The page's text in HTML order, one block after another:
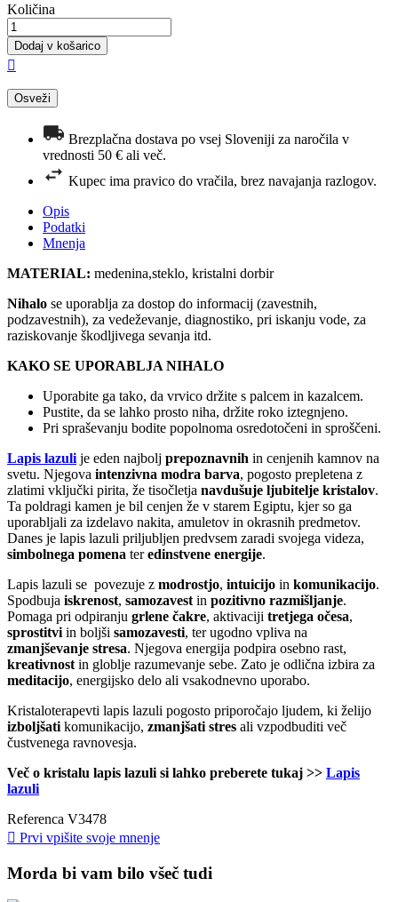
Količina
Dodaj v košarico

Brezplačna dostava po vsej Sloveniji za naročila v
vrednosti 50 € ali več.
Kupec ima pravico do vračila, brez navajanja razlogov.
Opis
Podatki
Mnenja
MATERIAL: medenina,steklo, kristalni dorbir
Nihalo se uporablja za dostop do informacij (zavestnih,
podzavestnih), za vedeževanje, diagnostiko, pri iskanju vode, za
raziskovanje škodljivega sevanja itd.
KAKO SE UPORABLJA NIHALO
Uporabite ga tako, da vrvico držite s palcem in kazalcem.
Pustite, da se lahko prosto niha, držite roko iztegnjeno.
Pri spraševanju bodite popolnoma osredotočeni in sproščeni.
Lapis lazuli je eden najbolj prepoznavnih in cenjenih kamnov na
svetu. Njegova intenzivna modra barva, pogosto prepletena z
zlatimi vključki pirita, že tisočletja navdušuje ljubitelje kristalov.
Ta poldragi kamen je bil cenjen že v starem Egiptu, kjer so ga
uporabljali za izdelavo nakita, amuletov in okrasnih predmetov.
Danes je lapis lazuli priljubljen predvsem zaradi svojega videza,
simbolnega pomena teredinstvene energije.
Lapis lazuli se povezuje z modrostjo, intuicijo in komunikacijo.
Spodbuja iskrenost, samozavest in pozitivno razmišljanje.
Pomaga pri odpiranju grlene čakre, aktivaciji tretjega očesa,
sprostitvi in boljši samozavesti, ter ugodno vpliva na
zmanjševanje stresa. Njegova energija podpira osebno rast,
kreativnost in globlje razumevanje sebe. Zato je odlična izbira za
meditacijo, energijsko delo ali vsakodnevno uporabo.
Kristaloterapevti lapis lazuli pogosto priporočajo ljudem, ki želijo
izboljšati komunikacijo, zmanjšati stres ali vzpodbuditi več
čustvenega ravnovesja.
Več o kristalu lapis lazuli si lahko preberete tukaj >> Lapis
lazuli
Referenca V3478
 Prvi vpišite svoje mnenje
Morda bi vam bilo všeč tudi